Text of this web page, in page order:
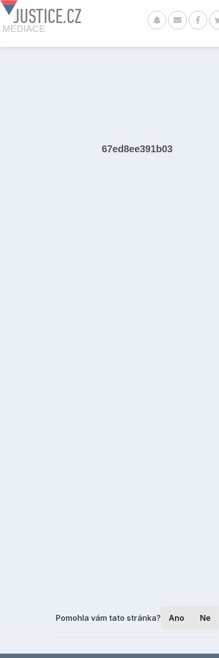
JUSTICE.CZ
MEDIACE
67ed8ee391b03
Pomohla vám tato stránka? Ano Ne